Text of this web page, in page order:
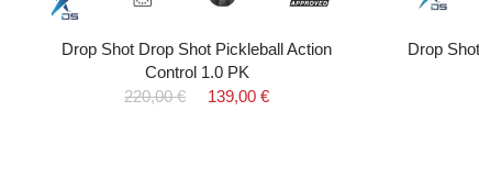
Drop Shot Drop Shot Pickleball Action
Control 1.0 PK
220,00 €
139,00 €
Drop